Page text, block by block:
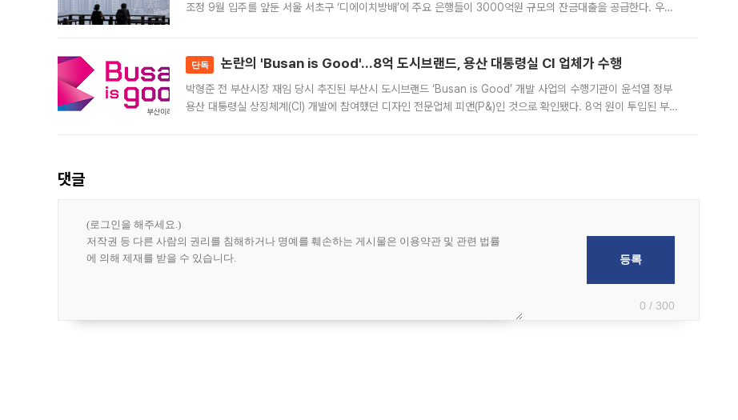
조정 9월 입주를 앞둔 서울 서초구 ‘디에이치방배’에 주요 은행들이 3000억원 규모의 잔금대출을 공급한다. 우리
단독 논란의 'Busan is Good'…8억 도시브랜드, 용산 대통령실 CI 업체가 수행
박형준 전 부산시장 재임 당시 추진된 부산시 도시브랜드 ‘Busan is Good’ 개발 사업의 수행기관이 윤석열 정부
용산 대통령실 상징체계(CI) 개발에 참여했던 디자인 전문업체 피앤(P&)인 것으로 확인됐다. 8억 원이 투입된 부산
댓글
0 / 300